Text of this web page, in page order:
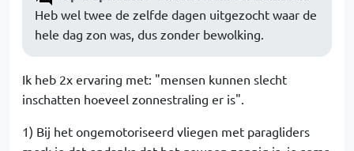
Heb wel twee de zelfde dagen uitgezocht waar de
hele dag zon was, dus zonder bewolking.
Ik heb 2x ervaring met: "mensen kunnen slecht
inschatten hoeveel zonnestraling er is".
1) Bij het ongemotoriseerd vliegen met paragliders